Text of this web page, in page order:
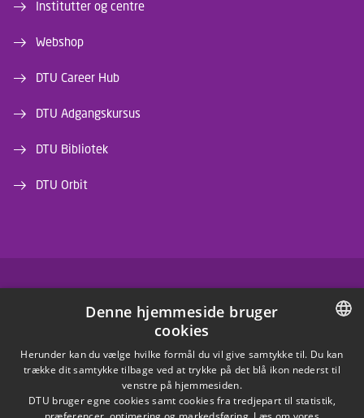
Institutter og centre
Webshop
DTU Career Hub
DTU Adgangskursus
DTU Bibliotek
DTU Orbit
INSTAGRAM
LINKEDIN
DANISH
ENGLISH
Denne hjemmeside bruger
cookies
Herunder kan du vælge hvilke formål du vil give samtykke til. Du kan
trække dit samtykke tilbage ved at trykke på det blå ikon nederst til
venstre på hjemmesiden.
DTU bruger egne cookies samt cookies fra tredjepart til statistik,